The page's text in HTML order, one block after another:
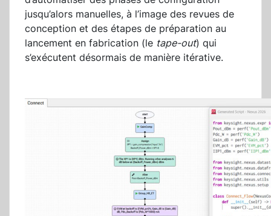
jusqu’alors manuelles, à l’image des revues de
conception et des étapes de préparation au
lancement en fabrication (le tape-out) qui
s’exécutent désormais de manière itérative.